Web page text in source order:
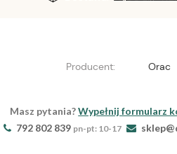
Producent: Orac
Masz pytania?Wypełnij formularz
792 802 839 pn-pt: 10-17